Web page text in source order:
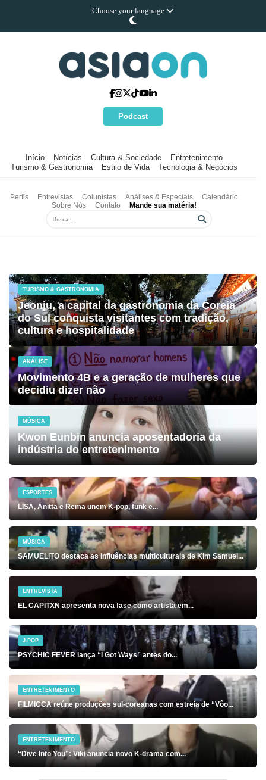
Choose your language
Podcast
Início Notícias Cultura & Sociedade
Entretenimento
Turismo & Gastronomia
Estilo de Vida Tecnologia & Negócios
Perfis Entrevistas Colunistas Análises & Especiais
Calendário
Sobre Nós
Contato Mande sua matéria!
TURISMO & GASTRONOMIA
Jeonju, a capital da gastronomia da Coreia
do Sul conquista visitantes com tradição,
cultura e hospitalidade
ANÁLISE
Movimento 4B e a geração de mulheres que
decidiu dizer não
MÚSICA
Kwon Eunbin anuncia aposentadoria da
indústria do entretenimento
ESPORTES
LISA, Anitta e Rema unem K-pop, funk e...
MÚSICA
SAMUELiTO destaca as influências multiculturais de Kim Samuel...
ENTREVISTA
EL CAPITXN apresenta nova fase como artista em...
J-POP
PSYCHIC FEVER lança “I Got Ways” antes do...
ENTRETENIMENTO
FILMICCA reúne produções sul-coreanas com estreia de “Vôo...
ENTRETENIMENTO
“Dive Into You”: Viki anuncia novo K-drama com...